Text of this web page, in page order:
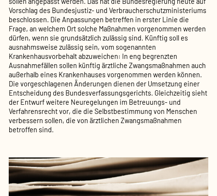
Vorschlag des Bundesjustiz- und Verbraucherschutzministeriums
beschlossen. Die Anpassungen betreffen in erster Linie die
Frage, an welchem Ort solche Maßnahmen vorgenommen werden
dürfen, wenn sie grundsätzlich zulässig sind. Künftig soll es
ausnahmsweise zulässig sein, vom sogenannten
Krankenhausvorbehalt abzuweichen: In eng begrenzten
Ausnahmefällen sollen künftig ärztliche Zwangsmaßnahmen auch
außerhalb eines Krankenhauses vorgenommen werden können.
Die vorgeschlagenen Änderungen dienen der Umsetzung einer
Entscheidung des Bundesverfassungsgerichts. Gleichzeitig sieht
der Entwurf weitere Neuregelungen im Betreuungs- und
Verfahrensrecht vor, die die Selbstbestimmung von Menschen
verbessern sollen, die von ärztlichen Zwangsmaßnahmen
betroffen sind.